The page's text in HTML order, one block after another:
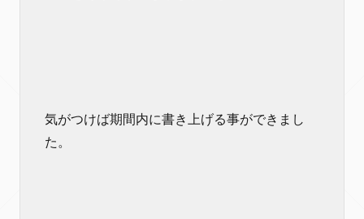
気がつけば期間内に書き上げる事ができまし
た。